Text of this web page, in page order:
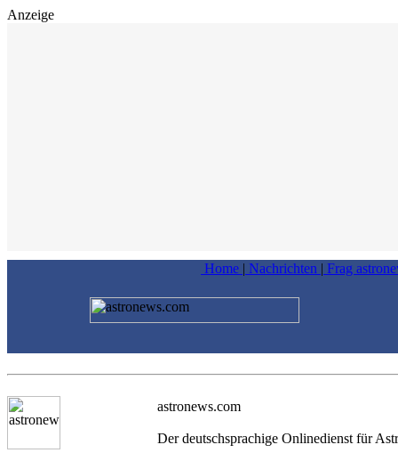
Anzeige
Home | Nachrichten | Frag
astronews.com
Der deutschsprachige Onlinedienst für